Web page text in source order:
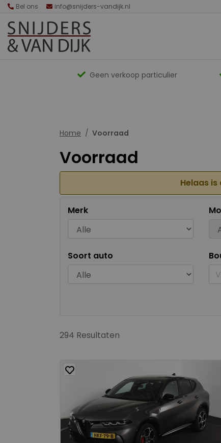
Bel ons info@snijders-vandijk.nl
Geen verkoop particulier
Home Voorraad
Voorraad
Helaas
Merk
Soort auto
294 Resultaten